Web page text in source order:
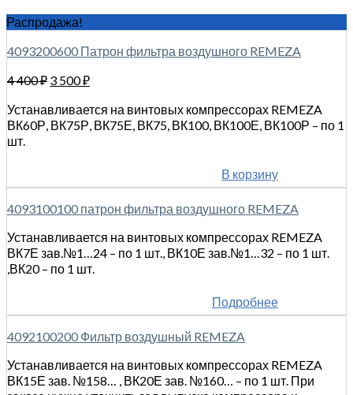
Распродажа!
4093200600 Патрон фильтра воздушного REMEZA
4 400₽ 3 500₽
Устанавливается на винтовых компрессорах REMEZA
ВК60Р, ВК75Р, ВК75Е, ВК75, ВК100, ВК100Е, ВК100Р – по 1
шт.
В корзину
4093100100 патрон фильтра воздушного REMEZA
Устанавливается на винтовых компрессорах REMEZA
ВК7Е зав.№1…24 – по 1 шт., ВК10Е зав.№1…32 – по 1 шт.
,ВК20 – по 1 шт.
Подробнее
4092100200 Фильтр воздушный REMEZA
Устанавливается на винтовых компрессорах REMEZA
ВК15Е зав. №158… , ВК20Е зав. №160… – по 1 шт. При